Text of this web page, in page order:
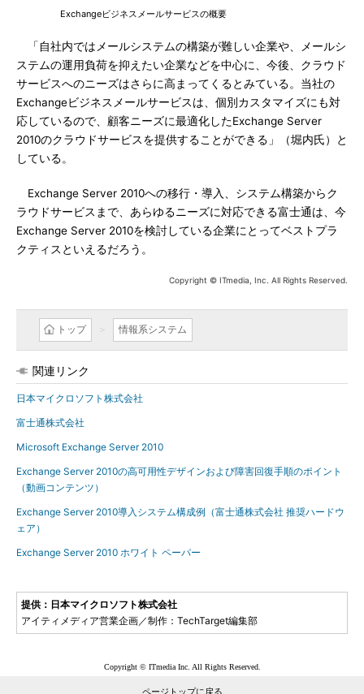
Exchangeビジネスメールサービスの概要
「自社内ではメールシステムの構築が難しい企業や、メールシ
ステムの運用負荷を抑えたい企業などを中心に、今後、クラウド
サービスへのニーズはさらに高まってくるとみている。当社の
Exchangeビジネスメールサービスは、個別カスタマイズにも対
応しているので、顧客ニーズに最適化したExchange Server
2010のクラウドサービスを提供することができる」（堀内氏）と
している。
Exchange Server 2010への移行・導入、システム構築からク
ラウドサービスまで、あらゆるニーズに対応できる富士通は、今
Exchange Server 2010を検討している企業にとってベストプラ
クティスといえるだろう。
Copyright © ITmedia, Inc. All Rights Reserved.
トップ 情報系システム
関連リンク
日本マイクロソフト株式会社
富士通株式会社
Microsoft Exchange Server 2010
Exchange Server 2010の高可用性デザインおよび障害回復手順のポイント
（動画コンテンツ）
Exchange Server 2010導入システム構成例（富士通株式会社 推奨ハードウ
ェア）
Exchange Server 2010 ホワイト ペーパー
提供：日本マイクロソフト株式会社
アイティメディア営業企画／制作：TechTarget編集部
Copyright © ITmedia Inc. All Rights Reserved.
ページトップに戻る